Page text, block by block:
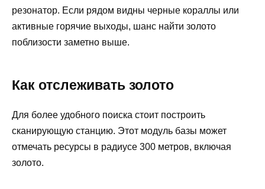
резонатор. Если рядом видны черные кораллы или
активные горячие выходы, шанс найти золото
поблизости заметно выше.
Как отслеживать золото
Для более удобного поиска стоит построить
сканирующую станцию. Этот модуль базы может
отмечать ресурсы в радиусе 300 метров, включая
золото.